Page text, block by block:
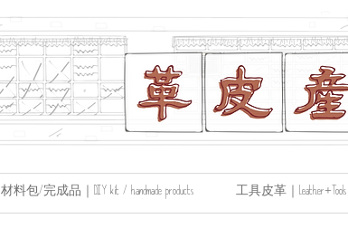
材料包/完成品｜DIY kit / handmade products 工具皮革｜Leather+Tools